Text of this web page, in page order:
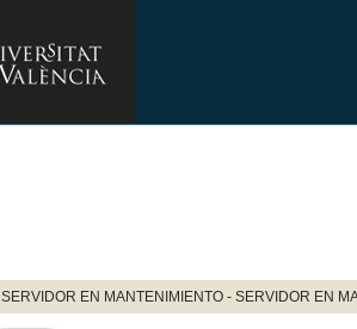
SERVIDOR EN MANTENIMIENTO - SERVIDOR EN